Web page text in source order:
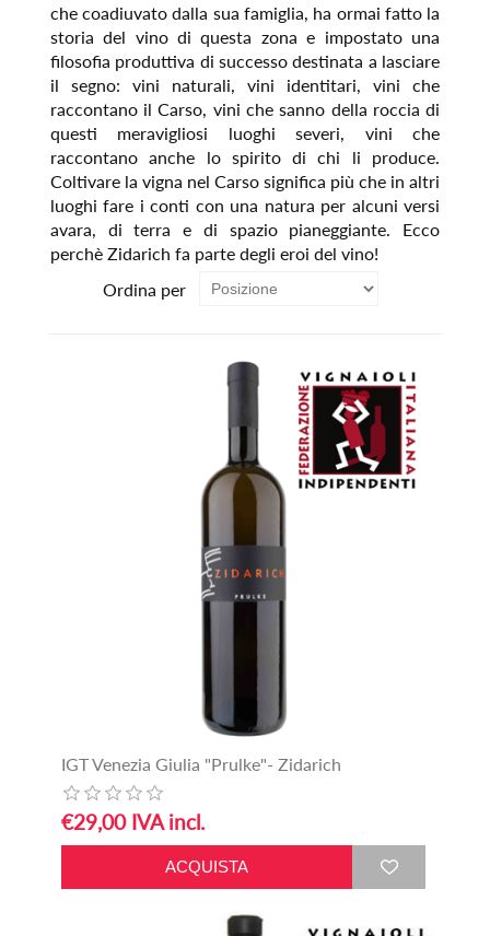
che coadiuvato dalla sua famiglia, ha ormai fatto la
storia del vino di questa zona e impostato una
filosofia produttiva di successo destinata a lasciare
il segno: vini naturali, vini identitari, vini che
raccontano il Carso, vini che sanno della roccia di
questi meravigliosi luoghi severi, vini che
raccontano anche lo spirito di chi li produce.
Coltivare la vigna nel Carso significa più che in altri
luoghi fare i conti con una natura per alcuni versi
avara, di terra e di spazio pianeggiante. Ecco
perchè Zidarich fa parte degli eroi del vino!
Ordina per
IGT Venezia Giulia "Prulke"- Zidarich
€29,00 IVA incl.